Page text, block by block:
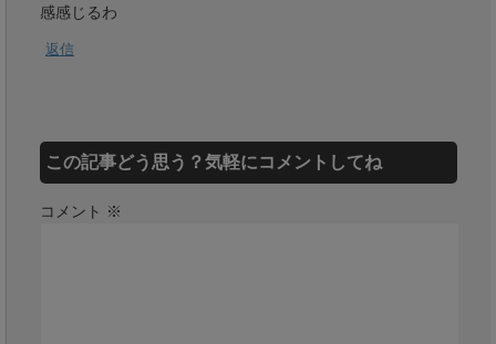
感感じるわ
返信
この記事どう思う？気軽にコメントしてね
コメント ※